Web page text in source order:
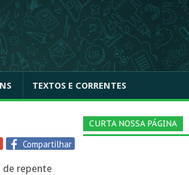
TEXTOS E CORRENTES
Compartilhar
de repente
CURTA NOSSA PÁGINA